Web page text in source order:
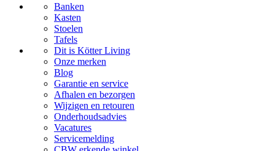
Banken
Kasten
Stoelen
Tafels
Dit is Kötter Living
Onze merken
Blog
Garantie en service
Afhalen en bezorgen
Wijzigen en retouren
Onderhoudsadvies
Vacatures
Servicemelding